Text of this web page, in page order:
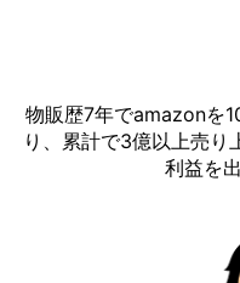
物販歴7年でamazonを
り、累計で3億以上売り
利益を